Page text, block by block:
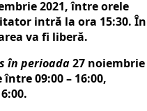
2021, între orele
intră la ora 15:30. În
va fi liberă.
în perioada27 noiembrie
09:00 – 16:00,